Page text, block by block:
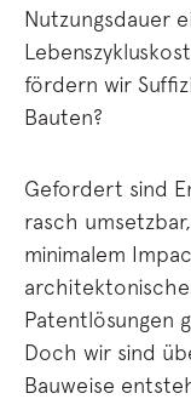
Nutzungsdauer
fördern wir
Bauten?
Gefordert sind
rasch
minimalem
Patentlösungen
Doch wir sind
Bauweise